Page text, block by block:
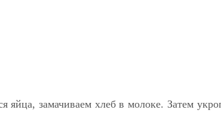
яйца, замачиваем хлеб в молоке. Затем